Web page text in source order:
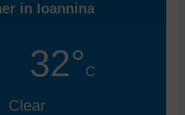
in Ioannina
32°C
Clear